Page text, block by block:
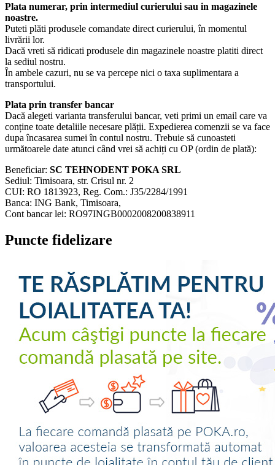
Plata numerar, prin intermediul curierului sau in magazinele
noastre.
Puteti plăti produsele comandate direct curierului, în momentul
livrării lor.
Dacă vreti să ridicati produsele din magazinele noastre platiti direct
la sediul nostru.
În ambele cazuri, nu se va percepe nici o taxa suplimentara a
transportului.
Plata prin transfer bancar
Dacă alegeti varianta transferului bancar, veti primi un email care va
conține toate detaliile necesare plății. Expedierea comenzii se va face
dupa încasarea sumei în contul nostru. Trebuie să cunoasteti
următoarele date atunci când vrei să achiți cu OP (ordin de plată):
Beneficiar: SC TEHNODENT POKA SRL
Sediul: Timisoara, str. Crisul nr. 2
CUI: RO 1813923, Reg. Com.: J35/2284/1991
Banca: ING Bank, Timisoara,
Cont bancar lei: RO97INGB0002008200838911
Puncte fidelizare